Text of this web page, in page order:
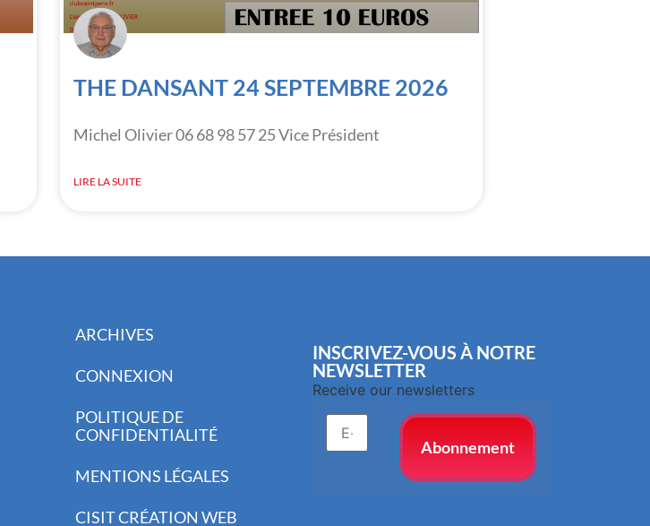
THE DANSANT 24 SEPTEMBRE 2026
Michel Olivier 06 68 98 57 25 Vice Président
LIRE LA SUITE
ARCHIVES
CONNEXION
POLITIQUE DE
CONFIDENTIALITÉ
MENTIONS LÉGALES
CISIT CRÉATION WEB
INSCRIVEZ-VOUS À NOTRE
NEWSLETTER
Receive our newsletters
Abonnement